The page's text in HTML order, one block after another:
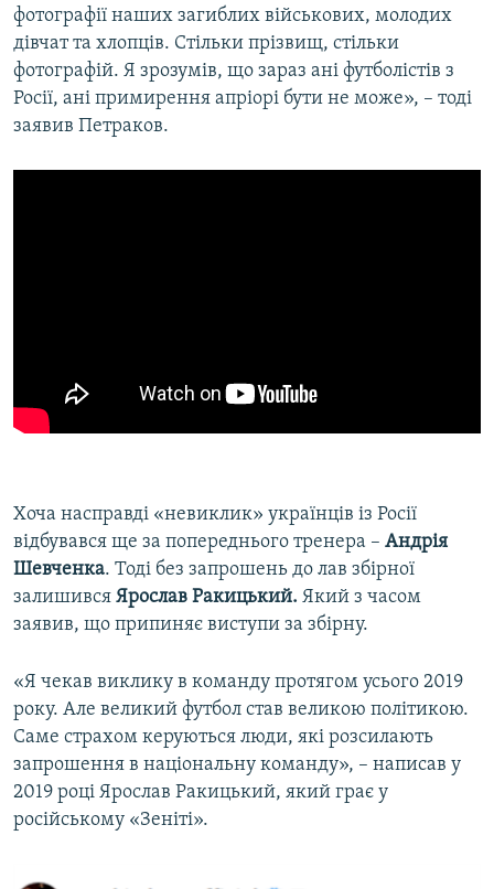
фотографії наших загиблих військових, молодих
дівчат та хлопців. Стільки прізвищ, стільки
фотографій. Я зрозумів, що зараз ані футболістів з
Росії, ані примирення апріорі бути не може», – тоді
заявив Петраков.
Хоча насправді «невиклик» українців із Росії
відбувався ще за попереднього тренера – Андрія
Шевченка. Тоді без запрошень до лав збірної
залишився Ярослав Ракицький. Який з часом
заявив, що припиняє виступи за збірну.
«Я чекав виклику в команду протягом усього 2019
року. Але великий футбол став великою політикою.
Саме страхом керуються люди, які розсилають
запрошення в національну команду», – написав у
2019 році Ярослав Ракицький, який грає у
російському «Зеніті».